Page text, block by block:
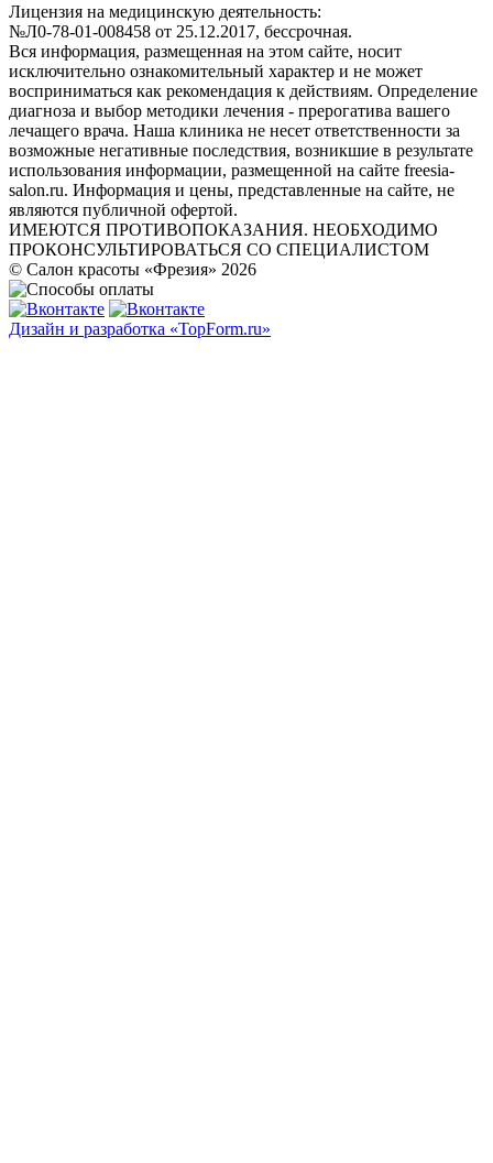
Лицензия на медицинскую деятельность:
№Л0-78-01-008458 от 25.12.2017, бессрочная.
Вся информация, размещенная на этом сайте, носит
исключительно ознакомительный характер и не может
восприниматься как рекомендация к действиям. Определение
диагноза и выбор методики лечения - прерогатива вашего
лечащего врача. Наша клиника не несет ответственности за
возможные негативные последствия, возникшие в результате
использования информации, размещенной на сайте freesia-
salon.ru. Информация и цены, представленные на сайте, не
являются публичной офертой.
ИМЕЮТСЯ ПРОТИВОПОКАЗАНИЯ. НЕОБХОДИМО
ПРОКОНСУЛЬТИРОВАТЬСЯ СО СПЕЦИАЛИСТОМ
© Салон красоты «Фрезия» 2026
Дизайн и разработка «TopForm.ru»